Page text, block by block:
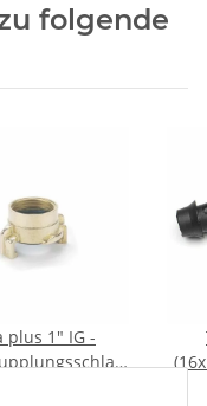
folgende
plus 1" IG -
Messing